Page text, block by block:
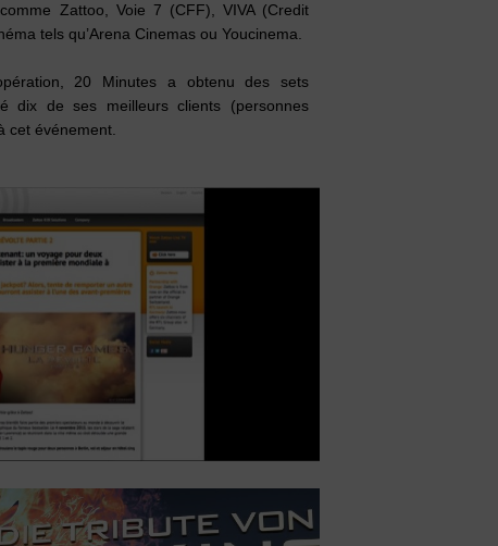
Zattoo, Voie 7 (CFF), VIVA (Credit
tels qu’Arena Cinemas ou Youcinema.
20 Minutes a obtenu des sets
dix de ses meilleurs clients (personnes
cet événement.